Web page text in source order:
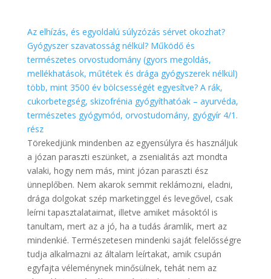
Az elhízás, és egyoldalú súlyzózás sérvet okozhat?
Gyógyszer szavatosság nélkül? Működő és
természetes orvostudomány (gyors megoldás,
mellékhatások, műtétek és drága gyógyszerek nélkül)
több, mint 3500 év bölcsességét egyesítve? A rák,
cukorbetegség, skizofrénia gyógyíthatóak – ayurvéda,
természetes gyógymód, orvostudomány, gyógyír 4/1.
rész
Törekedjünk mindenben az egyensúlyra és használjuk
a józan paraszti eszünket, a zsenialitás azt mondta
valaki, hogy nem más, mint józan paraszti ész
ünneplőben. Nem akarok semmit reklámozni, eladni,
drága dolgokat szép marketinggel és levegővel, csak
leírni tapasztalataimat, illetve amiket másoktól is
tanultam, mert az a jó, ha a tudás áramlik, mert az
mindenkié. Természetesen mindenki saját felelősségre
tudja alkalmazni az általam leírtakat, amik csupán
egyfajta véleménynek minősülnek, tehát nem az